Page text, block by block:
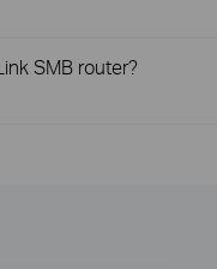
SMB router?